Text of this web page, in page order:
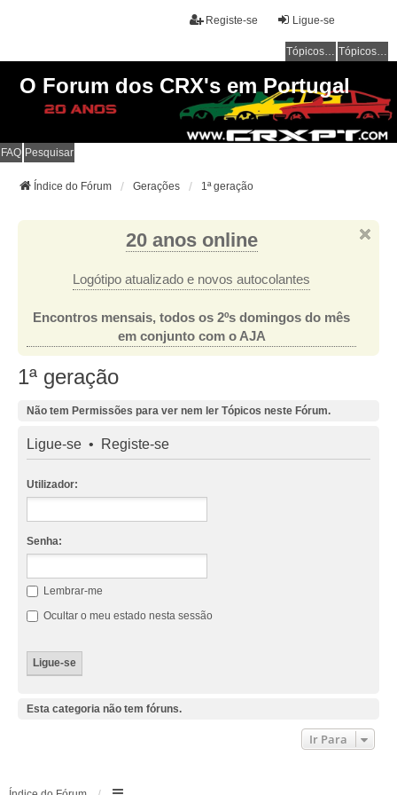
Ligue-se
Registe-se
Tópicos sem resposta Tópicos ativos
O Forum dos CRX's em Portugal
FAQ Pesquisar
Índice do Fórum Gerações 1ª geração
20 anos online
Logótipo atualizado e novos autocolantes
Encontros mensais, todos os 2ºs domingos do mês
em conjunto com o AJA
1ª geração
Não tem Permissões para ver nem ler Tópicos neste Fórum.
Ligue-se • Registe-se
Utilizador:
Senha:
Lembrar-me
Ocultar o meu estado nesta sessão
Esta categoria não tem fóruns.
Ir Para